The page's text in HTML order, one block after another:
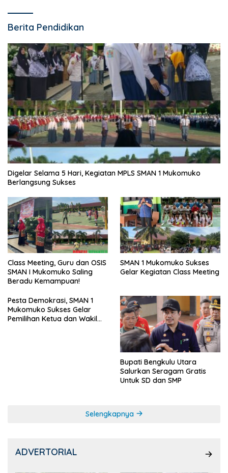
Berita Pendidikan
Digelar Selama 5 Hari, Kegiatan MPLS SMAN 1 Mukomuko
Berlangsung Sukses
Class Meeting, Guru dan OSIS
SMAN I Mukomuko Saling
Beradu Kemampuan!
SMAN 1 Mukomuko Sukses
Gelar Kegiatan Class Meeting
Pesta Demokrasi, SMAN 1
Mukomuko Sukses Gelar
Pemilihan Ketua dan Wakil
Bupati Bengkulu Utara
Salurkan Seragam Gratis
Untuk SD dan SMP
Selengkapnya
ADVERTORIAL